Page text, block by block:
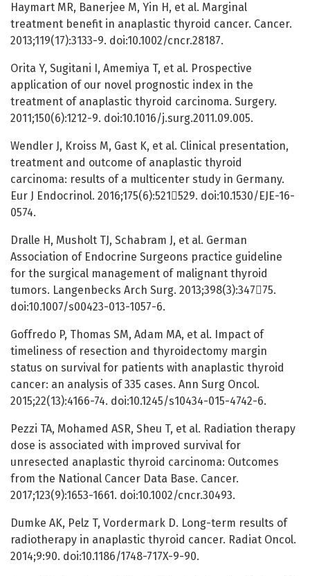
Haymart MR, Banerjee M, Yin H, et al. Marginal
treatment benefit in anaplastic thyroid cancer. Cancer.
2013;119(17):3133-9. doi:10.1002/cncr.28187.
Orita Y, Sugitani I, Amemiya T, et al. Prospective
application of our novel prognostic index in the
treatment of anaplastic thyroid carcinoma. Surgery.
2011;150(6):1212-9. doi:10.1016/j.surg.2011.09.005.
Wendler J, Kroiss M, Gast K, et al. Clinical presentation,
treatment and outcome of anaplastic thyroid
carcinoma: results of a multicenter study in Germany.
Eur J Endocrinol. 2016;175(6):521529. doi:10.1530/EJE-16-
0574.
Dralle H, Musholt TJ, Schabram J, et al. German
Association of Endocrine Surgeons practice guideline
for the surgical management of malignant thyroid
tumors. Langenbecks Arch Surg. 2013;398(3):34775.
doi:10.1007/s00423-013-1057-6.
Goffredo P, Thomas SM, Adam MA, et al. Impact of
timeliness of resection and thyroidectomy margin
status on survival for patients with anaplastic thyroid
cancer: an analysis of 335 cases. Ann Surg Oncol.
2015;22(13):4166-74. doi:10.1245/s10434-015-4742-6.
Pezzi TA, Mohamed ASR, Sheu T, et al. Radiation therapy
dose is associated with improved survival for
unresected anaplastic thyroid carcinoma: Outcomes
from the National Cancer Data Base. Cancer.
2017;123(9):1653-1661. doi:10.1002/cncr.30493.
Dumke AK, Pelz T, Vordermark D. Long-term results of
radiotherapy in anaplastic thyroid cancer. Radiat Oncol.
2014;9:90. doi:10.1186/1748-717X-9-90.